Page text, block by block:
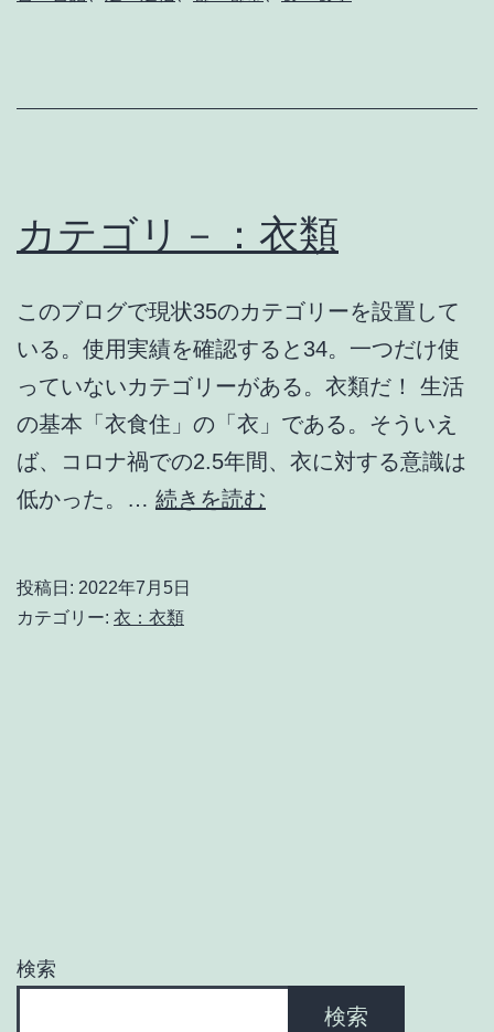
カテゴリ－：衣類
このブログで現状35のカテゴリーを設置して
いる。使用実績を確認すると34。一つだけ使
っていないカテゴリーがある。衣類だ！ 生活
の基本「衣食住」の「衣」である。そういえ
ば、コロナ禍での2.5年間、衣に対する意識は
低かった。… 続きを読む
投稿日: 2022年7月5日
カテゴリー: 衣：衣類
検索
検索